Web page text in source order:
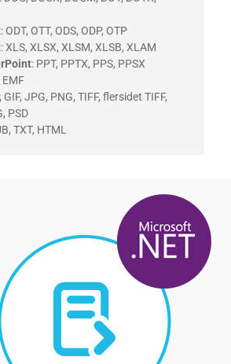
: ODT, OTT, ODS, ODP, OTP
: XLS, XLSX, XLSM, XLSB, XLAM
: PPT, PPTX, PPS, PPSX
EMF
GIF, JPG, PNG, TIFF, flersidet TIFF,
PSD
TXT, HTML